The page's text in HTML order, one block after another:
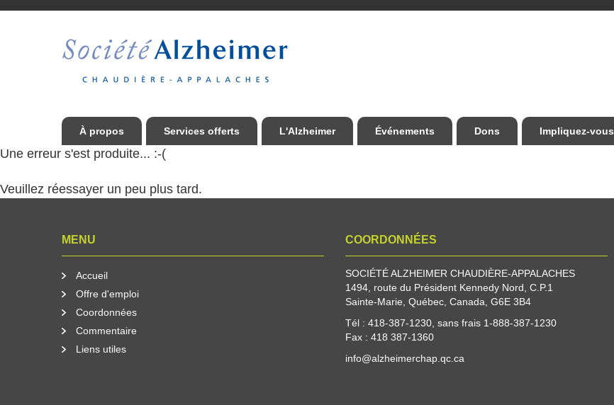
À propos Services offerts L'Alzheimer Événements Dons Impliquez-vous
Une erreur s'est produite... :-(
Veuillez réessayer un peu plus tard.
MENU
Accueil
Offre d'emploi
Coordonnées
Commentaire
Liens utiles
COORDONNÉES
SOCIÉTÉ ALZHEIMER CHAUDIÈRE-APPALACHES
1494, route du Président Kennedy Nord, C.P.1
Sainte-Marie, Québec, Canada, G6E 3B4
Tél : 418-387-1230, sans frais 1-888-387-1230
Fax : 418 387-1360
info@alzheimerchap.qc.ca